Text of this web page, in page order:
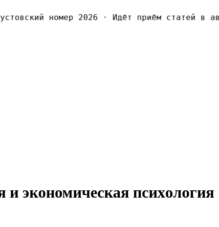
номер 2026· Идёт приём статей в
экономическая псиxология